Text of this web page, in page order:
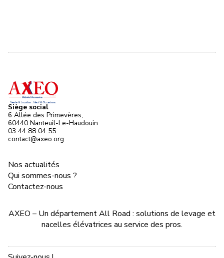
Siège social
6 Allée des Primevères,
60440 Nanteuil-Le-Haudouin
03 44 88 04 55
contact@axeo.org
AXEO – Un département All Road : solutions de levage et
nacelles élévatrices au service des pros.
Nos actualités
Qui sommes-nous ?
Contactez-nous